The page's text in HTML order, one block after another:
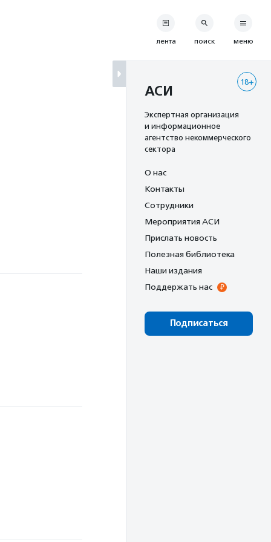
лента поиск меню
18+
АСИ
Экспертная организация
и информационное
агентство некоммерческого
сектора
О нас
Контакты
Сотрудники
Мероприятия АСИ
Прислать новость
Полезная библиотека
Наши издания
Поддержать нас
Подписаться